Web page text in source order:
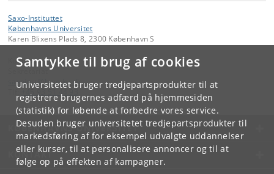
Samtykke til brug af cookies
Universitetet bruger tredjepartsprodukter til at
registrere brugernes adfærd på hjemmesiden
(statistik) for løbende at forbedre vores service.
Desuden bruger universitetet tredjepartsprodukter til
markedsføring af for eksempel udvalgte uddannelser
eller kurser, til at personalisere annoncer og til at
følge op på effekten af kampagner.
Saxo-Instituttet
Københavns Universitet
Karen Blixens Plads 8, 2300 København S
Kontakt:
saxoinst@hum.ku. dk
KØBENHAVNS UNIVERSITET
KONTAKT